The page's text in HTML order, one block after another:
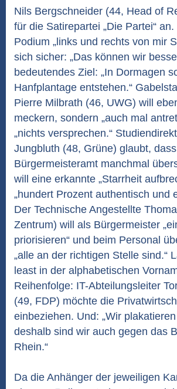
Nils Bergschneider (44, Head of
für die Satirepartei „Die Partei“
Podium „links und rechts von mir
sich sicher: „Das können wir
bedeutendes Ziel: „In Dormagen
Hanfplantage entstehen.“
Pierre Milbrath (46, UWG) will
meckern, sondern „auch mal
„nichts versprechen.“
Jungbluth (48, Grüne) glaubt,
Bürgermeisteramt manchmal
will eine erkannte „Starrheit
„hundert Prozent authentisch und
Der Technische Angestellte
Zentrum) will als Bürgermeister
priorisieren“ und beim Personal
„alle an der richtigen Stelle sind.“
least in der alphabetischen
Reihenfolge: IT-Abteilungsleiter
(49, FDP) möchte die
einbeziehen. Und: „Wir
deshalb sind wir auch gegen das
Rhein.“
Da die Anhänger der jeweiligen